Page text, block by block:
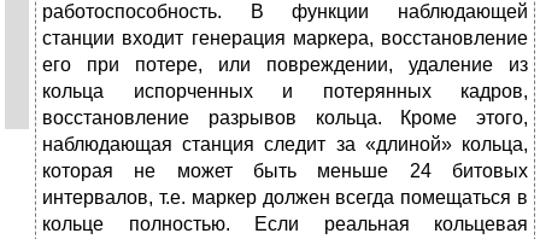
работоспособность. В функции наблюдающей
станции входит генерация маркера, восстановление
его при потере, или повреждении, удаление из
кольца испорченных и потерянных кадров,
восстановление разрывов кольца. Кроме этого,
наблюдающая станция следит за «длиной» кольца,
которая не может быть меньше 24 битовых
интервалов, т.е. маркер должен всегда помещаться в
кольце полностью. Если реальная кольцевая